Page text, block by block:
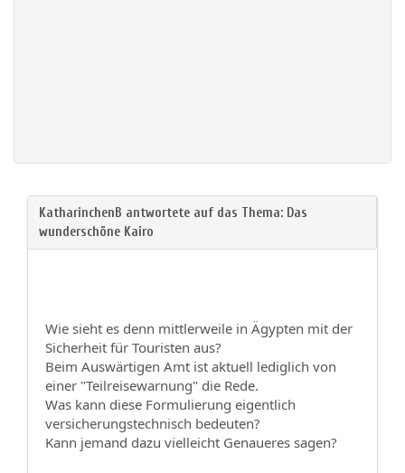
Wie sieht es denn mittlerweile in Ägypten mit der
Sicherheit für Touristen aus?
Beim Auswärtigen Amt ist aktuell lediglich von
einer "Teilreisewarnung" die Rede.
Was kann diese Formulierung eigentlich
versicherungstechnisch bedeuten?
Kann jemand dazu vielleicht Genaueres sagen?